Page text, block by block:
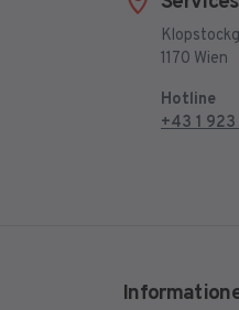
1170 Wien
Hotline
+43 1